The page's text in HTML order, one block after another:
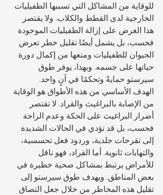
للوقاية من المشاكل التي تسببها الطفيليات
الخارجية لدى القطط والكلاب. ولا يقتصر
هذا الغرض على إزالة الطفيليات الموجودة
فحسب، بل يشمل أيضًا تقليل خطر تعرض
الحيوان للطفيليات ومنعها من إكمال دورة
حياتها على جسمه. وبهذا، يوفر طوق
سيرستو حمايةً وتحكمًا في آنٍ واحد.
الهدف الأساسي من هذه الأطواق هو الوقاية
من الإصابة بالبراغيث والقراد. لا تقتصر
أضرار البراغيث على الحكة وعدم الراحة
فحسب، بل قد تؤدي في الحالات الشديدة
إلى تقرحات جلدية، وردود فعل تحسسية،
والتهابات ثانوية. أما القراد، فهو ناقل
للأمراض يرتبط بمشاكل صحية خطيرة في
بعض المناطق. ويهدف طوق سيرستو إلى
تقليل هذه المخاطر من خلال جعل التصاق